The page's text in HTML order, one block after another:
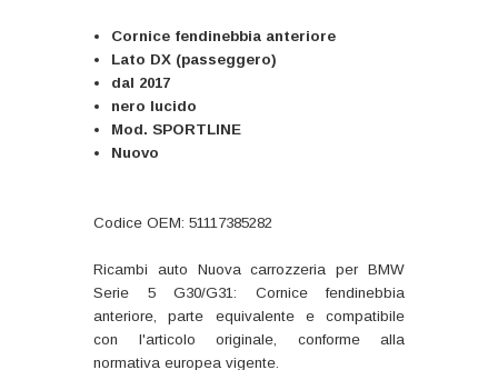
Cornice fendinebbia anteriore
Lato DX (passeggero)
dal 2017
nero lucido
Mod. SPORTLINE
Nuovo
Codice OEM: 51117385282
Ricambi auto Nuova carrozzeria per BMW
Serie 5 G30/G31: Cornice fendinebbia
anteriore, parte equivalente e compatibile
con l'articolo originale, conforme alla
normativa europea vigente.